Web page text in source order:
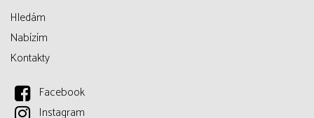
Hledám
Nabízím
Kontakty
Facebook
Instagram